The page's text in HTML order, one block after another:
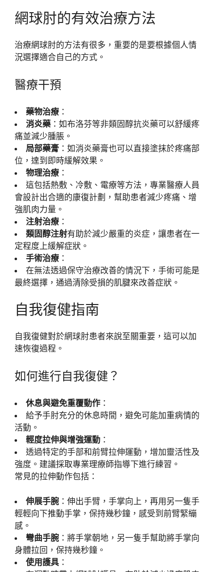
網球肘的有效治療方法
治療網球肘的方法有很多，重要的是要根據個人情
況選擇適合自己的方式。
醫療干預
藥物治療：
消炎藥 ：如布洛芬等非類固醇抗炎藥可以舒緩疼
痛並減少腫脹。
局部藥膏 ：如消炎藥膏也可以直接塗抹於疼痛部
位，達到即時緩解效果。
物理治療：
這包括熱敷、冷敷、電療等方法，專業醫療人員
會設計出合適的康復計劃，幫助患者減少疼痛、增
強肌肉力量。
注射治療：
類固醇注射有助於減少嚴重的炎症，讓患者在一
定程度上緩解症狀。
手術治療：
在無法透過保守治療改善的情況下，手術可能是
最終選擇，通過清除受損的肌腱來改善症狀。
自我復健指南
自我復健對於網球肘患者來說至關重要，這可以加
速恢復過程。
如何進行自我復健？
休息與避免重覆動作 ：
給予手肘充分的休息時間，避免可能加重病情的
活動。
輕度拉伸與增強運動 ：
透過特定的手部和前臂拉伸運動，增加靈活性及
強度。建議採取專業理療師指導下進行練習。
常見的拉伸動作包括：
伸展手腕 ：伸出手臂，手掌向上，再用另一隻手
輕輕向下推動手掌，保持幾秒鐘，感受到前臂緊繃
感。
彎曲手腕 ：將手掌朝地，另一隻手幫助將手掌向
身體拉回，保持幾秒鐘。
使用護具 ：